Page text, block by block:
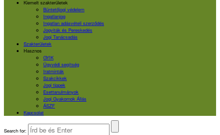
Kiemelt szakterületek
Büntetőjogi védelem
Ingatlanjog
Ingatlan adásvételi szerződés
Jogviták és Pereskedés
Jogi Tanácsadás
Szakterületek
Hasznos
GYIK
Ügyvédi segítség
Iratminták
Szakcikkek
Jogi tippek
Esettanulmányok
Jogi Gyakornok Állás
ÁSZF
Kapcsolat
Search for: